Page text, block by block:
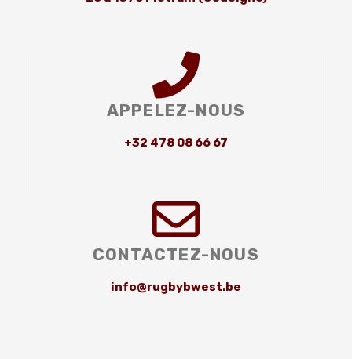
APPELEZ-NOUS
+32 478 08 66 67
CONTACTEZ-NOUS
info@rugbybwest.be